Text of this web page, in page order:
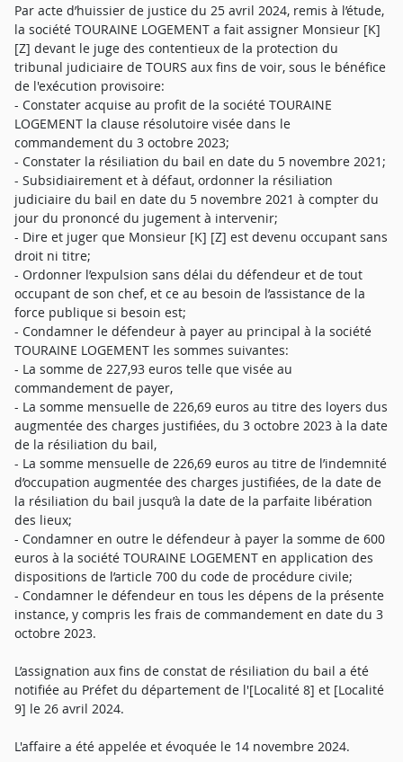
Par acte d’huissier de justice du 25 avril 2024, remis à l’étude,
la société TOURAINE LOGEMENT a fait assigner Monsieur [K]
[Z] devant le juge des contentieux de la protection du
tribunal judiciaire de TOURS aux fins de voir, sous le bénéfice
de l'exécution provisoire:
- Constater acquise au profit de la société TOURAINE
LOGEMENT la clause résolutoire visée dans le
commandement du 3 octobre 2023;
- Constater la résiliation du bail en date du 5 novembre 2021;
- Subsidiairement et à défaut, ordonner la résiliation
judiciaire du bail en date du 5 novembre 2021 à compter du
jour du prononcé du jugement à intervenir;
- Dire et juger que Monsieur [K] [Z] est devenu occupant sans
droit ni titre;
- Ordonner l’expulsion sans délai du défendeur et de tout
occupant de son chef, et ce au besoin de l’assistance de la
force publique si besoin est;
- Condamner le défendeur à payer au principal à la société
TOURAINE LOGEMENT les sommes suivantes:
- La somme de 227,93 euros telle que visée au
commandement de payer,
- La somme mensuelle de 226,69 euros au titre des loyers dus
augmentée des charges justifiées, du 3 octobre 2023 à la date
de la résiliation du bail,
- La somme mensuelle de 226,69 euros au titre de l’indemnité
d’occupation augmentée des charges justifiées, de la date de
la résiliation du bail jusqu’à la date de la parfaite libération
des lieux;
- Condamner en outre le défendeur à payer la somme de 600
euros à la société TOURAINE LOGEMENT en application des
dispositions de l’article 700 du code de procédure civile;
- Condamner le défendeur en tous les dépens de la présente
instance, y compris les frais de commandement en date du 3
octobre 2023.
L’assignation aux fins de constat de résiliation du bail a été
notifiée au Préfet du département de l'[Localité 8] et [Localité
9] le 26 avril 2024.
L'affaire a été appelée et évoquée le 14 novembre 2024.